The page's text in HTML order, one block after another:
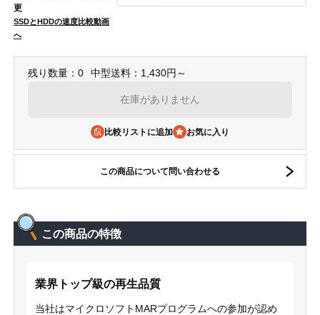
更
SSDとHDDの速度比較動画
へ
残り数量：0 中型送料：1,430円～
在庫がありません
比較リストに追加
この商品について問い合わせる
この商品の特徴
業界トップ級の再生品質
当社はマイクロソフトMARプログラムへの参加が認め